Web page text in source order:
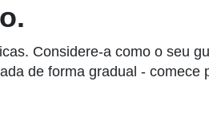
Considere-a como o seu
de forma gradual - comece